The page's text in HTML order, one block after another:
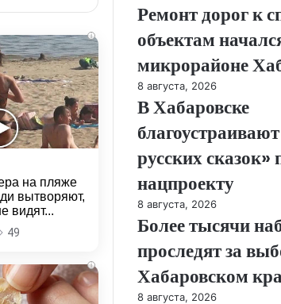
i
на пляже
вытворяют,
видят...
49
i
Ремонт дорог к
объектам
микрорайоне
8 августа, 2026
В Хабаровске
русских сказок»
нацпроекту
8 августа, 2026
Более тысячи
проследят за
Хабаровском
8 августа, 2026